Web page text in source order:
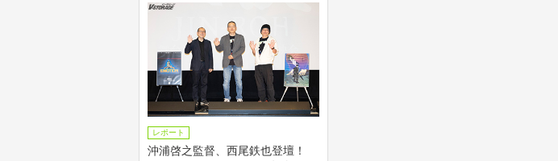
レポート
沖浦啓之監督、西尾鉄也登壇！